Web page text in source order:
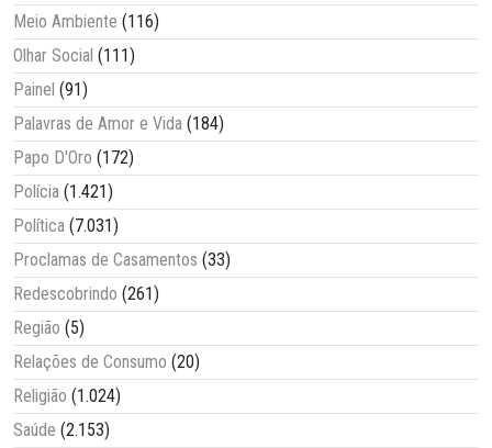
Meio Ambiente (116)
Olhar Social (111)
Painel (91)
Palavras de Amor e Vida (184)
Papo D'Oro (172)
Polícia (1.421)
Política (7.031)
Proclamas de Casamentos (33)
Redescobrindo (261)
Região (5)
Relações de Consumo (20)
Religião (1.024)
Saúde (2.153)